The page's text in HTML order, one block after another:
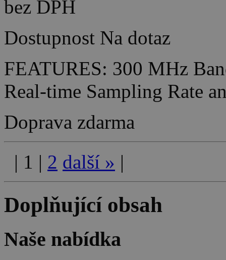
bez DPH
Dostupnost Na dotaz
FEATURES: 300 MHz
Real-time Sampling Rate
Doprava zdarma
| 1 | 2 další » |
Doplňující obsah
Naše nabídka